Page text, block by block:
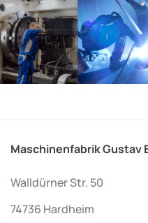
Maschinenfabrik Gustav
Walldürner Str. 50
74736 Hardheim